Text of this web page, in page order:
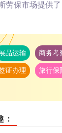
劳保市场提供
展品运输 商务考
证办理 旅行保
：